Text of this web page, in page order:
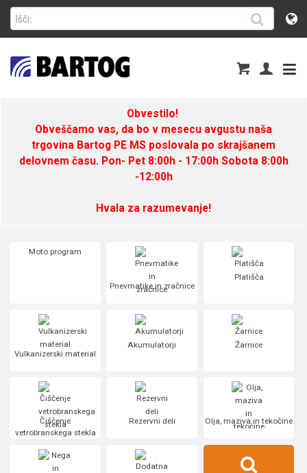
Obvestilo!
Obveščamo vas, da bo v mesecu avgustu naša
trgovina Bartog PE MS poslovala po skrajšanem
delovnem času. Pon- Pet 8:00h - 17:00h Sobota 8:00h
-12:00h
Hvala za razumevanje!
Moto program
Pnevmatike in zračnice
Platišča
Vulkanizerski material
Akumulatorji Žarnice
Čiščenje
vetrobranskega stekla
Rezervni deli Olja, maziva in tekočine